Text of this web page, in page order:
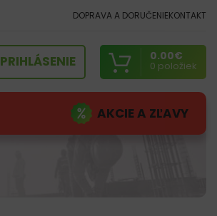
DOPRAVA A DORUČENIEKONTAKT
PRIHLÁSENIE 0 položiek
0.00€
AKCIE A ZĽAVY